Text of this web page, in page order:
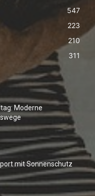
547
223
210
311
Moderne
mit Sonnenschutz